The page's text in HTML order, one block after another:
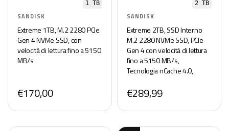
1 TB
SANDISK
Extreme 1TB, M.2 2280 PCIe
Gen 4 NVMe SSD, con
velocità di lettura fino a 5150
MB/s
€170,00
2 TB
SANDISK
Extreme 2TB, SSD Interno
M.2 2280 NVMe SSD, PCIe
Gen 4 con velocità di lettura
fino a 5150 MB/s,
Tecnologia nCache 4.0,
€289,99